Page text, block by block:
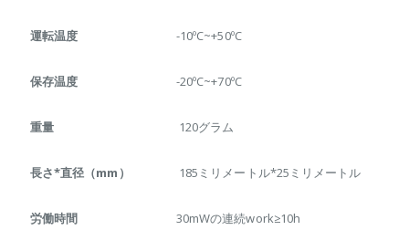
運転温度 -10ºC~+50ºC
保存温度 -20ºC~+70ºC
重量 120グラム
長さ*直径（mm） 185ミリメートル*25ミリメートル
労働時間 30mWの連続work≥10h